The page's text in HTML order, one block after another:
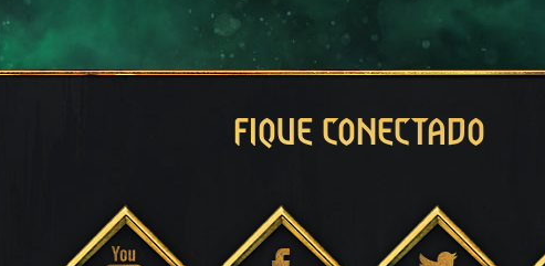
FIQUE CONECTADO